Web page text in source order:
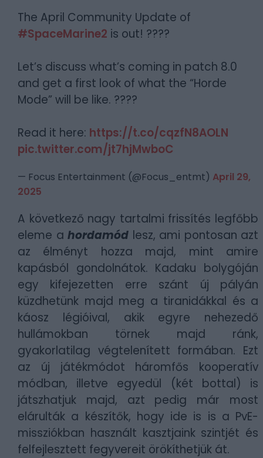
The April Community Update of
#SpaceMarine2 is out! ????
Let’s discuss what’s coming in patch 8.0
and get a first look of what the “Horde
Mode” will be like. ????
Read it here: https://t.co/cqzfN8AOLN
pic.twitter.com/jt7hjMwboC
— Focus Entertainment (@Focus_entmt) April 29,
2025
A következő nagy tartalmi frissítés legfőbb
eleme a hordamód lesz, ami pontosan azt
az élményt hozza majd, mint amire
kapásból gondolnátok. Kadaku bolygóján
egy kifejezetten erre szánt új pályán
küzdhetünk majd meg a tiranidákkal és a
káosz légióival, akik egyre nehezedő
hullámokban törnek majd ránk,
gyakorlatilag végtelenített formában. Ezt
az új játékmódot háromfős kooperatív
módban, illetve egyedül (két bottal) is
játszhatjuk majd, azt pedig már most
elárulták a készítők, hogy ide is is a PvE-
missziókban használt kasztjaink szintjét és
felfejlesztett fegyvereit örökíthetjük át.